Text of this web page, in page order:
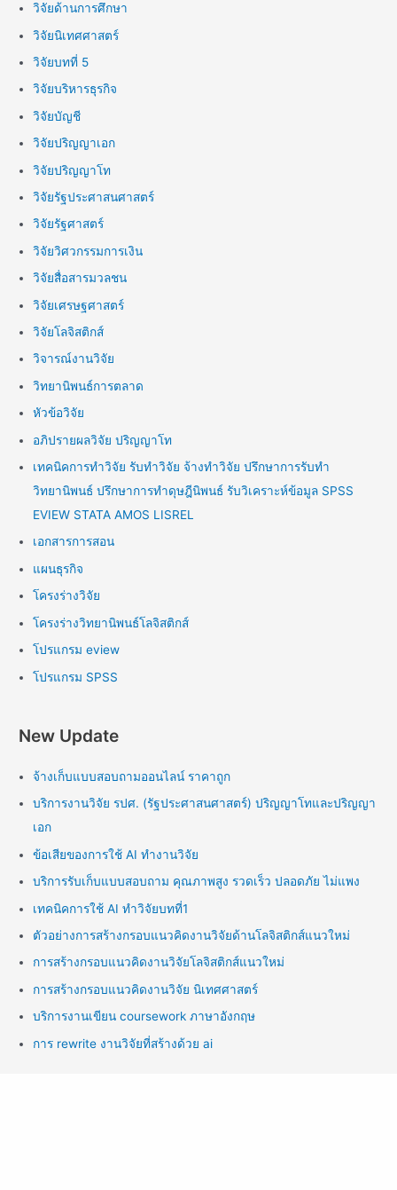
วิจัยด้านการศึกษา
วิจัยนิเทศศาสตร์
วิจัยบทที่ 5
วิจัยบริหารธุรกิจ
วิจัยบัญชี
วิจัยปริญญาเอก
วิจัยปริญญาโท
วิจัยรัฐประศาสนศาสตร์
วิจัยรัฐศาสตร์
วิจัยวิศวกรรมการเงิน
วิจัยสื่อสารมวลชน
วิจัยเศรษฐศาสตร์
วิจัยโลจิสติกส์
วิจารณ์งานวิจัย
วิทยานิพนธ์การตลาด
หัวข้อวิจัย
อภิปรายผลวิจัย ปริญญาโท
เทคนิคการทำวิจัย รับทำวิจัย จ้างทำวิจัย ปรึกษาการรับทำ
วิทยานิพนธ์ ปรึกษาการทำดุษฎีนิพนธ์ รับวิเคราะห์ข้อมูล SPSS
EVIEW STATA AMOS LISREL
เอกสารการสอน
แผนธุรกิจ
โครงร่างวิจัย
โครงร่างวิทยานิพนธ์โลจิสติกส์
โปรแกรม eview
โปรแกรม SPSS
New Update
จ้างเก็บแบบสอบถามออนไลน์ ราคาถูก
บริการงานวิจัย รปศ. (รัฐประศาสนศาสตร์) ปริญญาโทและปริญญา
เอก
ข้อเสียของการใช้ AI ทำงานวิจัย
บริการรับเก็บแบบสอบถาม คุณภาพสูง รวดเร็ว ปลอดภัย ไม่แพง
เทคนิคการใช้ AI ทำวิจัยบทที่1
ตัวอย่างการสร้างกรอบแนวคิดงานวิจัยด้านโลจิสติกส์แนวใหม่
การสร้างกรอบแนวคิดงานวิจัยโลจิสติกส์แนวใหม่
การสร้างกรอบแนวคิดงานวิจัย นิเทศศาสตร์
บริการงานเขียน coursework ภาษาอังกฤษ
การ rewrite งานวิจัยที่สร้างด้วย ai